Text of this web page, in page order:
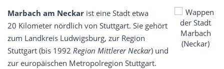
Marbach am Neckar ist eine Stadt etwa
20 Kilometer nördlich von Stuttgart. Sie gehört
zum Landkreis Ludwigsburg, zur Region
Stuttgart (bis 1992 Region Mittlerer Neckar) und
zur europäischen Metropolregion Stuttgart.